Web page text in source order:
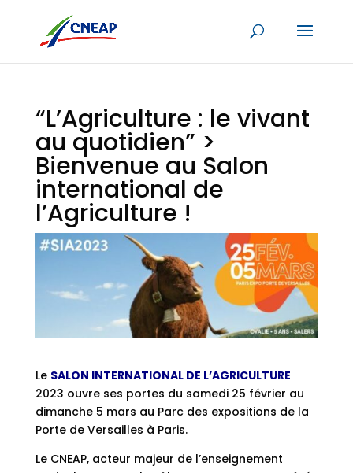
“L’Agriculture : le vivant
au quotidien” >
Bienvenue au Salon
international de
l’Agriculture !
Le SALON INTERNATIONAL DE L’AGRICULTURE
2023 ouvre ses portes du samedi 25 février au
dimanche 5 mars au Parc des expositions de la
Porte de Versailles à Paris.
Le CNEAP, acteur majeur de l’enseignement